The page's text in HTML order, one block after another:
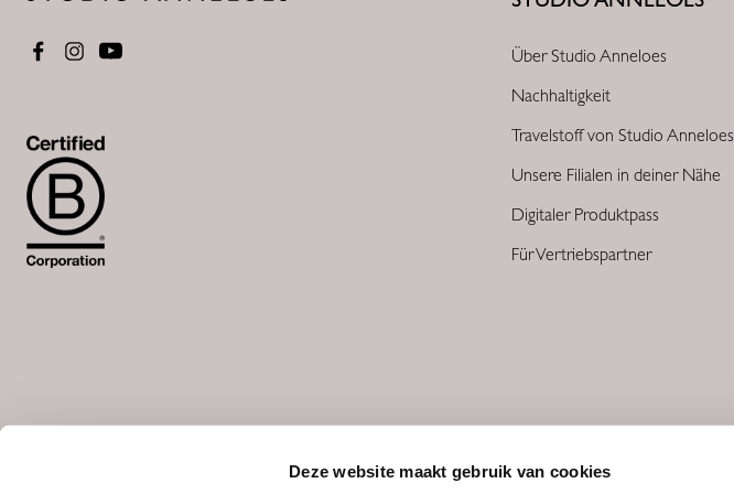
Deze website maakt gebruik van cookies
Über Studio Anneloes
Nachhaltigkeit
Travelstoff von Studio Anneloes
Unsere Filialen in deiner Nähe
Digitaler Produktpass
Für Vertriebspartner